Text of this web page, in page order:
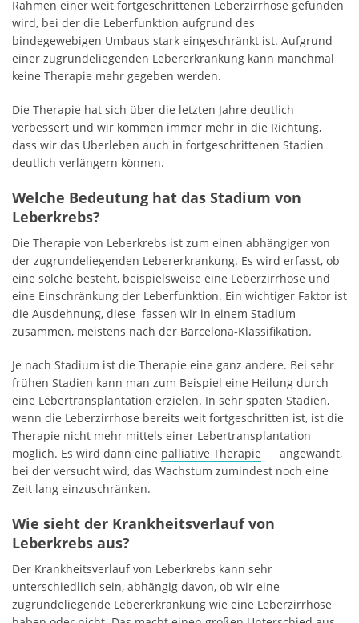
Rahmen einer weit fortgeschrittenen Leberzirrhose gefunden
wird, bei der die Leberfunktion aufgrund des
bindegewebigen Umbaus stark eingeschränkt ist. Aufgrund
einer zugrundeliegenden Lebererkrankung kann manchmal
keine Therapie mehr gegeben werden.
Die Therapie hat sich über die letzten Jahre deutlich
verbessert und wir kommen immer mehr in die Richtung,
dass wir das Überleben auch in fortgeschrittenen Stadien
deutlich verlängern können.
Welche Bedeutung hat das Stadium von
Leberkrebs?
Die Therapie von Leberkrebs ist zum einen abhängiger von
der zugrundeliegenden Lebererkrankung. Es wird erfasst, ob
eine solche besteht, beispielsweise eine Leberzirrhose und
eine Einschränkung der Leberfunktion. Ein wichtiger Faktor ist
die Ausdehnung, diese fassen wir in einem Stadium
zusammen, meistens nach der Barcelona-Klassifikation.
Je nach Stadium ist die Therapie eine ganz andere. Bei sehr
frühen Stadien kann man zum Beispiel eine Heilung durch
eine Lebertransplantation erzielen. In sehr späten Stadien,
wenn die Leberzirrhose bereits weit fortgeschritten ist, ist die
Therapie nicht mehr mittels einer Lebertransplantation
möglich. Es wird dann eine palliative Therapie
angewandt,
bei der versucht wird, das Wachstum zumindest noch eine
Zeit lang einzuschränken.
Wie sieht der Krankheitsverlauf von
Leberkrebs aus?
Der Krankheitsverlauf von Leberkrebs kann sehr
unterschiedlich sein, abhängig davon, ob wir eine
zugrundeliegende Lebererkrankung wie eine Leberzirrhose